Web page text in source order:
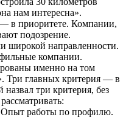
нам интересна».
в приоритете. Компании,
подозрение.
широкой направленности.
компании.
именно на том
Три главных критерия — в
три критерия, без
Опыт работы по профилю.